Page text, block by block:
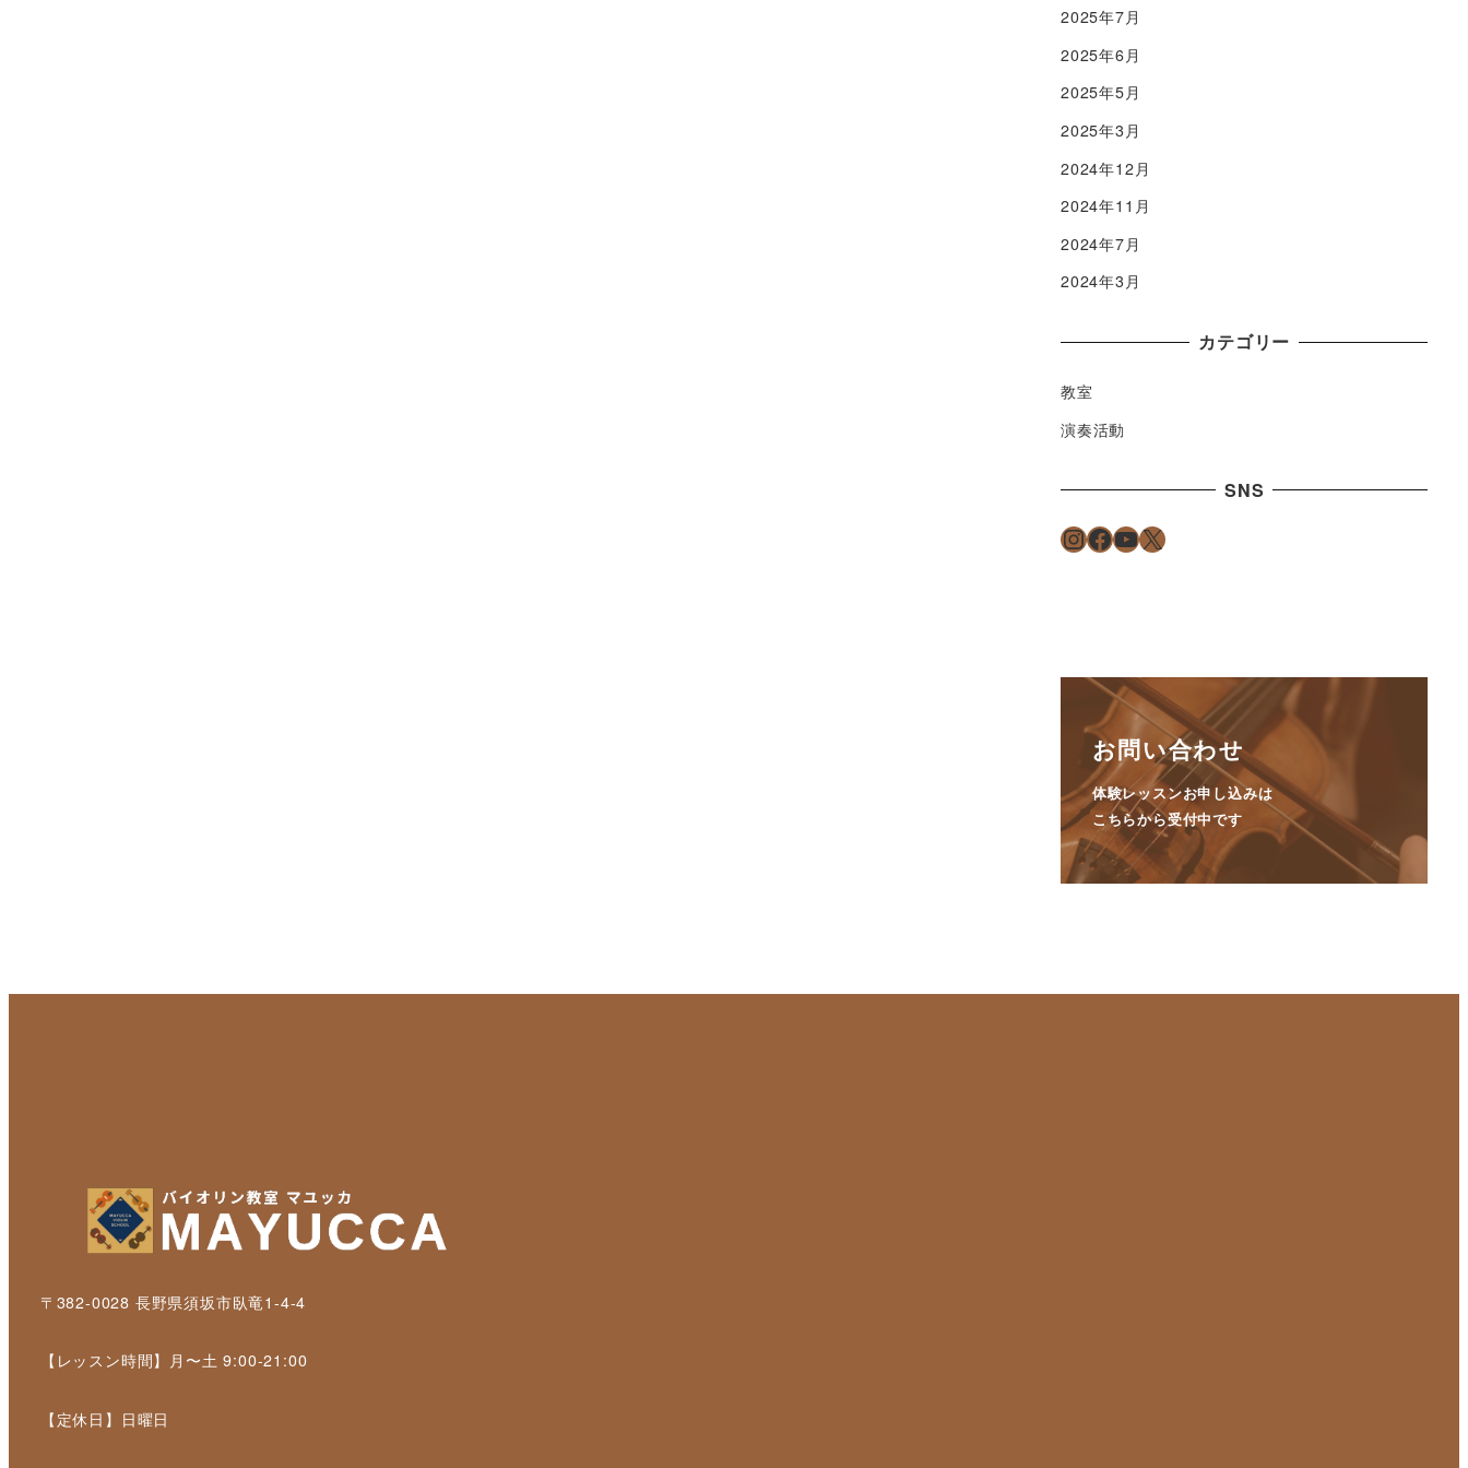
2025年7月
2025年6月
2025年5月
2025年3月
2024年12月
2024年11月
2024年7月
2024年3月
カテゴリー
教室
演奏活動
SNS
InstagramFacebook YouTube X
お問い合わせ
体験レッスンお申し込みは
こちらから受付中です
〒382-0028 長野県須坂市臥竜1-4-4
【レッスン時間】月〜土 9:00-21:00
【定休日】日曜日